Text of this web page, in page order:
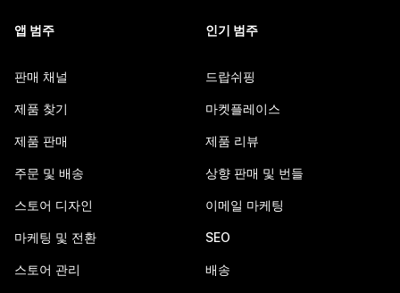
앱 범주
판매 채널
제품 찾기
제품 판매
주문 및 배송
스토어 디자인
마케팅 및 전환
스토어 관리
인기 범주
드랍쉬핑
마켓플레이스
제품 리뷰
상향 판매 및 번들
이메일 마케팅
SEO
배송